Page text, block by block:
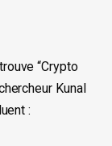
“Crypto
Kunal
: